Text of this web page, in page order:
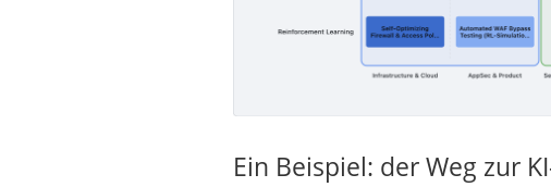
Ein Beispiel: der Weg zur